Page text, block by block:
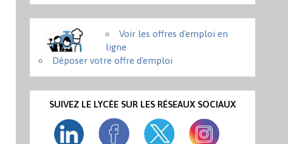
Voir les offres d'emploi en
ligne
Déposer votre offre d'emploi
SUIVEZ LE LYCÉE SUR LES RÉSEAUX SOCIAUX